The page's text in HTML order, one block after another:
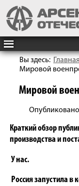
Вы здесь: Главная
Мировой
Мировой
Краткий обзор
производства и
У нас.
Россия запустила в